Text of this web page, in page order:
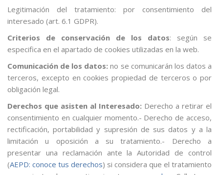
Legitimación del tratamiento: por consentimiento del
interesado (art. 6.1 GDPR).
Criterios de conservación de los datos: según se
especifica en el apartado de cookies utilizadas en la web.
Comunicación de los datos: no se comunicarán los datos a
terceros, excepto en cookies propiedad de terceros o por
obligación legal.
Derechos que asisten al Interesado: Derecho a retirar el
consentimiento en cualquier momento.- Derecho de acceso,
rectificación, portabilidad y supresión de sus datos y a la
limitación u oposición a su tratamiento.- Derecho a
presentar una reclamación ante la Autoridad de control
(AEPD: conoce tus derechos) si considera que el tratamiento